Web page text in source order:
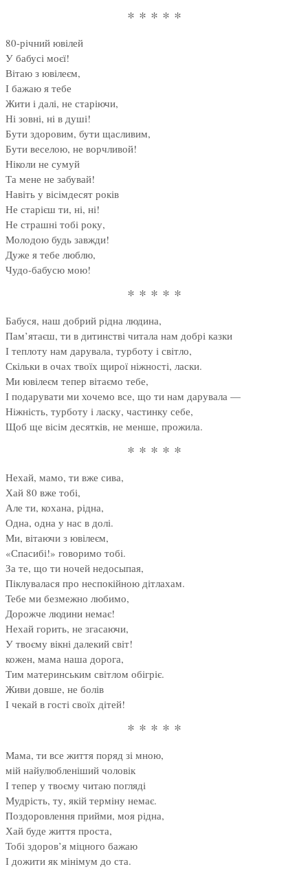
* * * * *
80-річний ювілей
У бабусі моєї!
Вітаю з ювілеєм,
І бажаю я тебе
Жити і далі, не старіючи,
Ні зовні, ні в душі!
Бути здоровим, бути щасливим,
Бути веселою, не ворчливой!
Ніколи не сумуй
Та мене не забувай!
Навіть у вісімдесят років
Не старієш ти, ні, ні!
Не страшні тобі року,
Молодою будь завжди!
Дуже я тебе люблю,
Чудо-бабусю мою!
* * * * *
Бабуся, наш добрий рідна людина,
Пам’ятаєш, ти в дитинстві читала нам добрі казки
І теплоту нам дарувала, турботу і світло,
Скільки в очах твоїх щирої ніжності, ласки.
Ми ювілеєм тепер вітаємо тебе,
І подарувати ми хочемо все, що ти нам дарувала —
Ніжність, турботу і ласку, частинку себе,
Щоб ще вісім десятків, не менше, прожила.
* * * * *
Нехай, мамо, ти вже сива,
Хай 80 вже тобі,
Але ти, кохана, рідна,
Одна, одна у нас в долі.
Ми, вітаючи з ювілеєм,
«Спасибі!» говоримо тобі.
За те, що ти ночей недосыпая,
Піклувалася про неспокійною дітлахам.
Тебе ми безмежно любимо,
Дорожче людини немає!
Нехай горить, не згасаючи,
У твоєму вікні далекий світ!
кожен, мама наша дорога,
Тим материнським світлом обігріє.
Живи довше, не болів
І чекай в гості своїх дітей!
* * * * *
Мама, ти все життя поряд зі мною,
мій найулюбленіший чоловік
І тепер у твоєму читаю погляді
Мудрість, ту, якій терміну немає.
Поздоровлення прийми, моя рідна,
Хай буде життя проста,
Тобі здоров’я міцного бажаю
І дожити як мінімум до ста.